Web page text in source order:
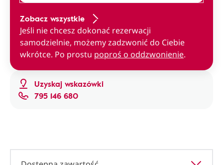
Uzyskaj wskazówki
795 146 680
Zobacz wszystkie
Jeśli nie chcesz dokonać rezerwacji
samodzielnie, możemy zadzwonić do Ciebie
wkrótce. Po prostu poproś o oddzwonienie.